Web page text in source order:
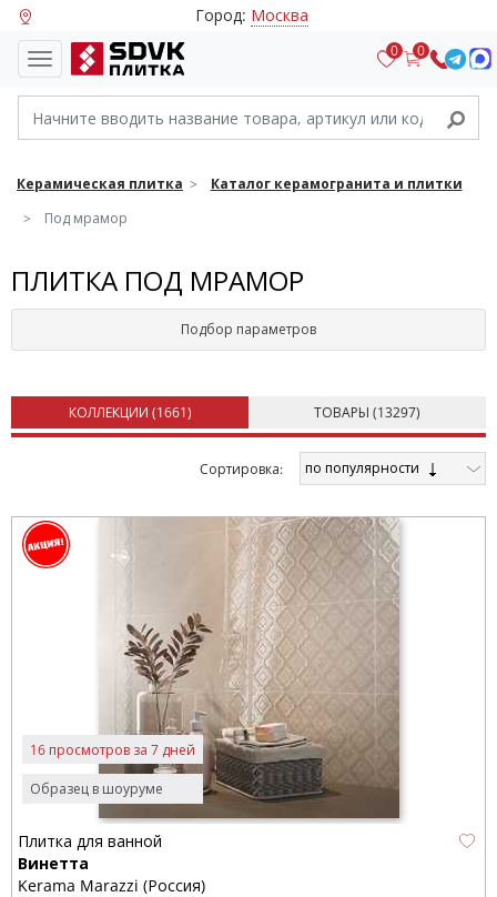
Город: Москва
0 0
Керамическая плитка
Каталог керамогранита и плитки
Под мрамор
ПЛИТКА ПОД МРАМОР
Подбор параметров
КОЛЛЕКЦИИ (1661) ТОВАРЫ (13297)
Cортировка: по популярности
Образец в шоуруме
16 просмотров за 7 дней
Плитка для ванной
Винетта
Kerama Marazzi (Россия)